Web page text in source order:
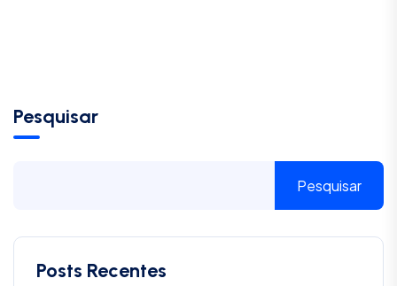
Pesquisar
Pesquisar
Posts Recentes